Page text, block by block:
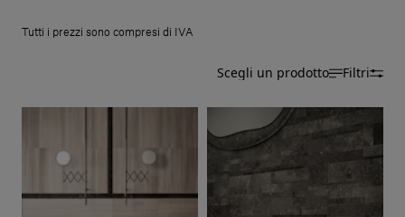
Servizi al cliente
Italiano
Contattaci
Tutti i prezzi sono compresi di IVA
Scegli un prodotto Filtri